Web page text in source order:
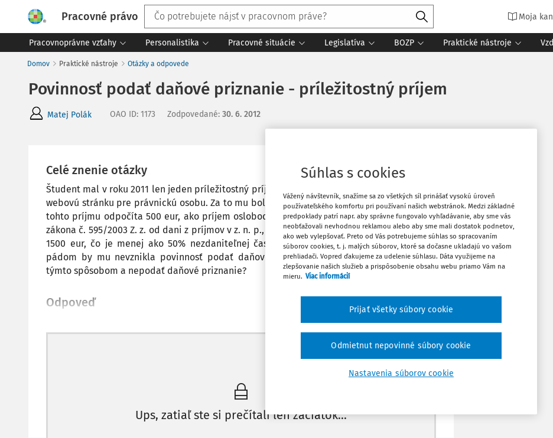
Pracovné právo Moja
Pracovnoprávne vzťahy Personalistika Pracovné situácie Legislatíva BOZP Praktické nástroje
Domov Praktické nástroje Otázky a odpovede
Povinnosť podať daňové priznanie - príležitostný príjem
Matej Polák OAO ID: 1173 Zodpovedané: 30. 6. 2012
Celé znenie otázky
Študent mal v roku 2011 len jeden príležitostný príjem - na základe zmluvy o dielo vytvoril
webovú stránku pre právnickú osobu. Za to mu bola vyplatená odmena 2000 eur. Ak si od
tohto príjmu odpočíta 500 eur, ako príjem oslobodený od dane podľa §9 ods. 1, písm. g)
zákona č. 595/2003 Z. z. od dani z príjmov v z. n. p., zostane mu zdaniteľný príjem vo výške
1500 eur, čo je menej ako 50% nezdaniteľnej časti základu dane na daňovníka, a tým
pádom by mu nevznikla povinnosť podať daňové priznanie. Môže študent postupovať
týmto spôsobom a nepodať daňové priznanie?
Odpoveď
Máte predplatné? Prihláste sa
Ups, zatiaľ ste si prečítali len začiatok...
Obľúbené
Zdieľať
Súhlas s cookies
Vážený návštevník, snažíme sa zo všetkých síl prinášať vysokú úroveň
používateľského komfortu pri používaní našich webstránok. Medzi základné
predpoklady patrí napr. aby správne fungovalo vyhľadávanie, aby sme vás
neobťažovali nevhodnou reklamou alebo aby sme mali dostatok podnetov,
ako web vylepšovať. Preto od Vás potrebujeme súhlas so spracovaním
súborov cookies, t. j. malých súborov, ktoré sa dočasne ukladajú vo vašom
prehliadači. Vopred ďakujeme za udelenie súhlasu. Dáta využijeme na
zlepšovanie našich služieb a prispôsobenie obsahu webu priamo Vám na
mieru. Viac informácií
Nastavenia súborov cookie
Odmietnut nepovinné súbory cookie
Prijať všetky súbory cookie